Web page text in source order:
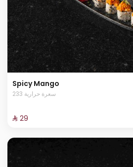
Spicy Mango
233 سعرة حرارية
⁨⁦‪‬ 29⁩